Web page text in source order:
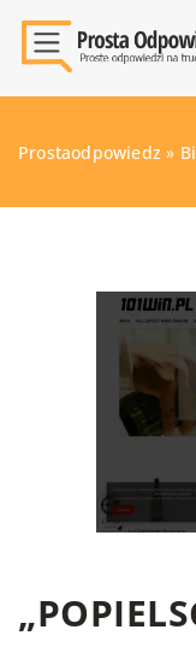
Prostaodpowiedz »